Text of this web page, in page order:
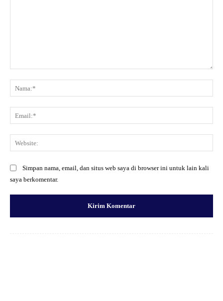
Simpan nama, email, dan situs web saya di browser ini untuk lain kali
saya berkomentar.